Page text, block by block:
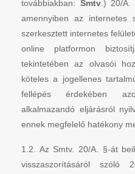
továbbiakban: Smtv.) 20/A.
amennyiben az internetes
szerkesztett internetes
online platformon
tekintetében az olvasói
köteles a jogellenes
fellépés érdekében
alkalmazandó eljárásról
ennek megfelelő hatékony
1.2. Az Smtv. 20/A. §-át
visszaszorításáról szóló